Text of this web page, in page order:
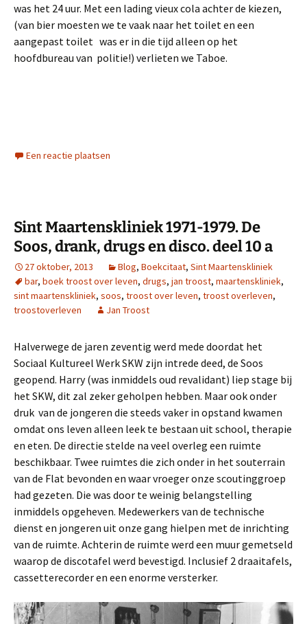
was het 24 uur. Met een lading vieux cola achter de kiezen,
(van bier moesten we te vaak naar het toilet en een
aangepast toilet was er in die tijd alleen op het
hoofdbureau van politie!) verlieten we Taboe.
Een reactie plaatsen
Sint Maartenskliniek 1971-1979. De
Soos, drank, drugs en disco. deel 10 a
27 oktober, 2013 Blog, Boekcitaat, Sint Maartenskliniek
bar, boek troost over leven, drugs, jan troost, maartenskliniek,
sint maartenskliniek, soos, troost over leven, troost overleven,
troostoverleven
Jan Troost
Halverwege de jaren zeventig werd mede doordat het
Sociaal Kultureel Werk SKW zijn intrede deed, de Soos
geopend. Harry (was inmiddels oud revalidant) liep stage bij
het SKW, dit zal zeker geholpen hebben. Maar ook onder
druk van de jongeren die steeds vaker in opstand kwamen
omdat ons leven alleen leek te bestaan uit school, therapie
en eten. De directie stelde na veel overleg een ruimte
beschikbaar. Twee ruimtes die zich onder in het souterrain
van de Flat bevonden en waar vroeger onze scoutinggroep
had gezeten. Die was door te weinig belangstelling
inmiddels opgeheven. Medewerkers van de technische
dienst en jongeren uit onze gang hielpen met de inrichting
van de ruimte. Achterin de ruimte werd een muur gemetseld
waarop de discotafel werd bevestigd. Inclusief 2 draaitafels,
cassetterecorder en een enorme versterker.